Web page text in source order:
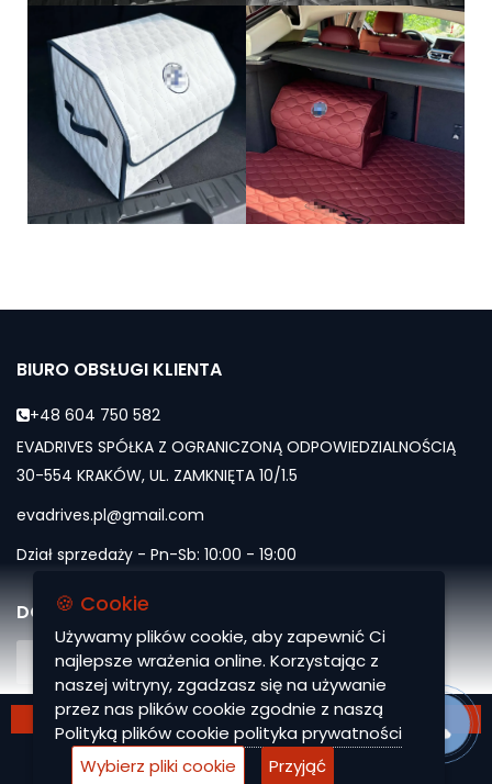
BIURO OBSŁUGI KLIENTA
+48 604 750 582
EVADRIVES SPÓŁKA Z OGRANICZONĄ ODPOWIEDZIALNOŚCIĄ
30-554 KRAKÓW, UL. ZAMKNIĘTA 10/1.5
evadrives.pl@gmail.com
Dział sprzedaży - Pn-Sb: 10:00 - 19:00
DOŁĄCZ DO NAS
POKAŻ WIĘCEJ
EVA Drives 2026. All Rights Reserved.
🍪 Cookie
Używamy plików cookie, aby zapewnić Ci
najlepsze wrażenia online. Korzystając z
naszej witryny, zgadzasz się na używanie
przez nas plików cookie zgodnie z naszą
Polityką plików cookie polityka prywatności
Wybierz pliki cookie
Przyjąć